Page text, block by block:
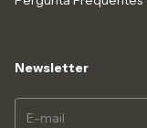
Newsletter